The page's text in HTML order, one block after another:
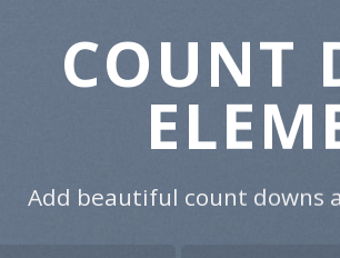
COUNT
Add beautiful count downs